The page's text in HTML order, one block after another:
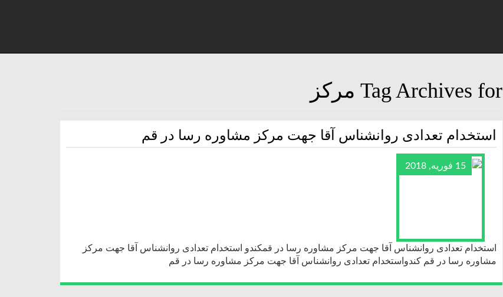
Tag Archives for مرکز
استخدام تعدادی روانشناس آقا جهت مرکز مشاوره رسا در قم
15 فوریه, 2018
استخدام تعدادی روانشناس آقا جهت مرکز مشاوره رسا در قمکندو استخدام تعدادی روانشناس آقا جهت مرکز
مشاوره رسا در قم کندواستخدام تعدادی روانشناس آقا جهت مرکز مشاوره رسا در قم